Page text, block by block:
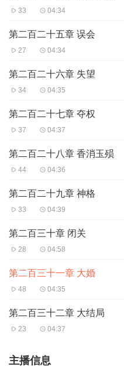
33 04:34
第二百二十五章 误会
27 04:34
第二百二十六章 失望
34 04:35
第二百二十七章 夺权
37 04:37
第二百二十八章 香消玉殒
44 04:36
第二百二十九章 神格
33 04:39
第二百三十章 闭关
28 04:58
第二百三十一章 大婚
48 04:35
第二百三十二章 大结局
23 04:37
主播信息